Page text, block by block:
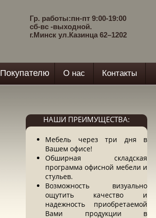
Гр. работы:пн-пт 9:00-19:00
сб-вс -выходной.
г.Минск ул.Казинца 62–1202
Покупателю О нас Контакты
НАШИ ПРЕИМУЩЕСТВА:
Мебель через три дня в
Вашем офисе!
Обширная складская
программа офисной мебели и
стульев.
Возможность визуально
ощутить качество и
надежность приобретаемой
Вами продукции в